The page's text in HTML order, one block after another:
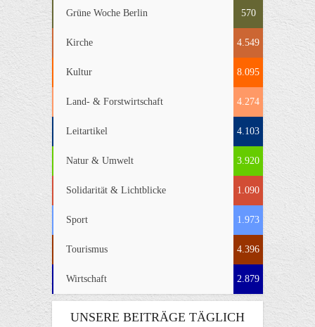
Grüne Woche Berlin 570
Kirche 4.549
Kultur 8.095
Land- & Forstwirtschaft 4.274
Leitartikel 4.103
Natur & Umwelt 3.920
Solidarität & Lichtblicke 1.090
Sport 1.973
Tourismus 4.396
Wirtschaft 2.879
UNSERE BEITRÄGE TÄGLICH